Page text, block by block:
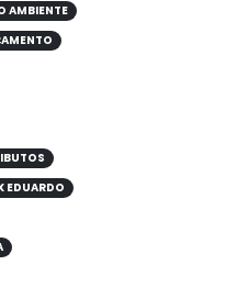
AMBIENTE
EDUARDO